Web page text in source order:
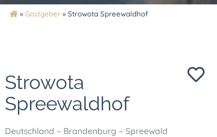
» Gastgeber » Strowota Spreewaldhof
Strowota
Spreewaldhof
Deutschland – Brandenburg – Spreewald